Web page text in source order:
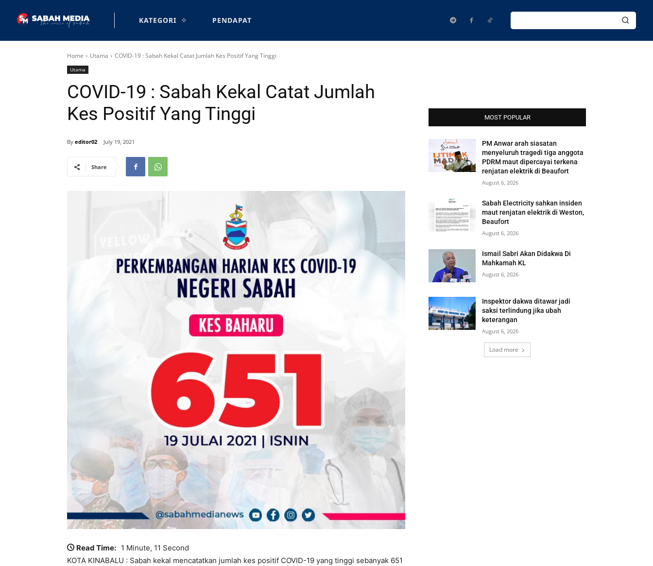
KATEGORI PENDAPAT
Home Utama COVID-19 : Sabah Kekal Catat Jumlah Kes Positif Yang Tinggi
Utama
COVID-19 : Sabah Kekal Catat Jumlah
Kes Positif Yang Tinggi
By editor02 July 19, 2021
Share
Read Time: 1 Minute, 11 Second
KOTA KINABALU : Sabah kekal mencatatkan jumlah kes positif COVID-19 yang tinggi sebanyak 651
MOST POPULAR
PM Anwar arah siasatan
menyeluruh tragedi tiga anggota
PDRM maut dipercayai terkena
renjatan elektrik di Beaufort
August 6, 2026
Sabah Electricity sahkan insiden
maut renjatan elektrik di Weston,
Beaufort
August 6, 2026
Ismail Sabri Akan Didakwa Di
Mahkamah KL
August 6, 2026
Inspektor dakwa ditawar jadi
saksi terlindung jika ubah
keterangan
August 6, 2026
Load more